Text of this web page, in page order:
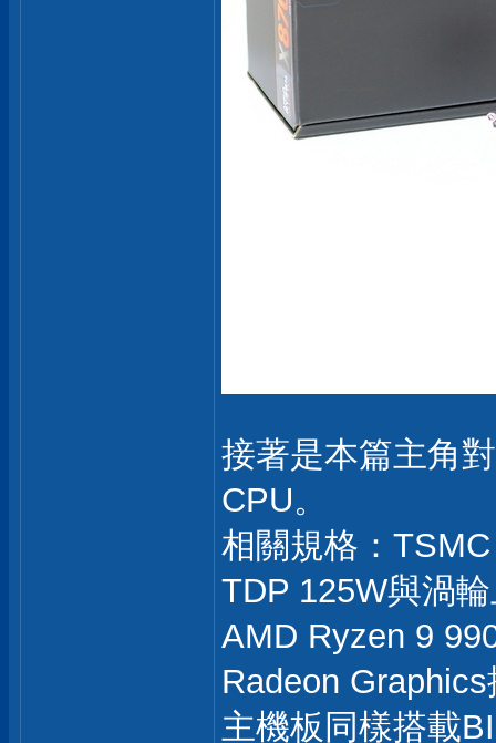
接著是本篇主角
CPU。
相關規格：
TDP 125W與渦
AMD Ryzen 9
Radeon
主機板同樣搭載